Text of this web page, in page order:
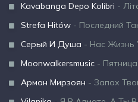
Kavabanga Depo Kolibri -
Strefa Hitów - Последний
Серый И Душа - Нас Жизнь
Moonwalkersmusic -
Арман Мирзоян - Запах